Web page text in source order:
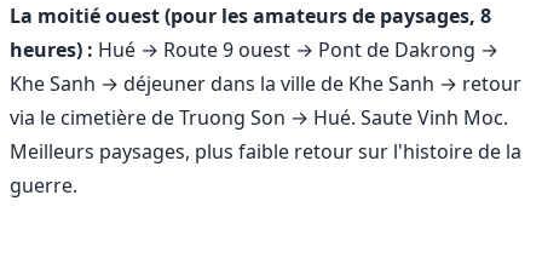
La moitié ouest (pour les amateurs de paysages, 8
heures) : Hué → Route 9 ouest → Pont de Dakrong →
Khe Sanh → déjeuner dans la ville de Khe Sanh → retour
via le cimetière de Truong Son → Hué. Saute Vinh Moc.
Meilleurs paysages, plus faible retour sur l'histoire de la
guerre.